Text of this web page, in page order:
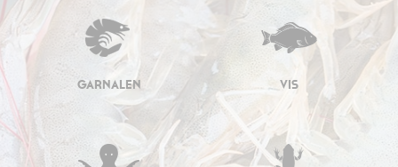
GARNALEN VIS